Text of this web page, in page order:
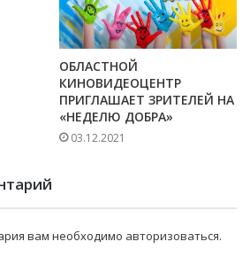
ОБЛАСТНОЙ
КИНОВИДЕОЦЕНТР
ПРИГЛАШАЕТ ЗРИТЕЛЕЙ НА
«НЕДЕЛЮ ДОБРА»
03.12.2021
вам необходимо авторизоваться.